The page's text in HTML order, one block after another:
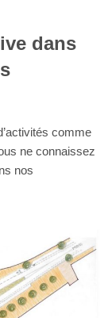
dans
comme
ne connaissez
nos